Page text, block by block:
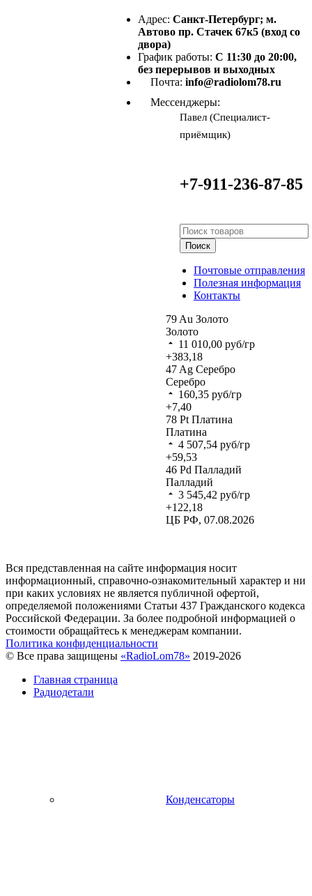
Адрес: Санкт-Петербург; м.
Автово пр. Стачек 67к5 (вход со
двора)
График работы: С 11:30 до 20:00,
без перерывов и выходных
Почта: info@radiolom78.ru
Мессенджеры:
Павел (Специалист-
приёмщик)
+7-911-236-87-85
Поиск
Почтовые отправления
Полезная информация
Контакты
79 Au Золото
Золото
11 010,00 руб/гр
+383,18
47 Ag Серебро
Серебро
160,35 руб/гр
+7,40
78 Pt Платина
Платина
4 507,54 руб/гр
+59,53
46 Pd Палладий
Палладий
3 545,42 руб/гр
+122,18
ЦБ РФ, 07.08.2026
Вся представленная на сайте информация носит
информационный, справочно-ознакомительный характер и ни
при каких условиях не является публичной офертой,
определяемой положениями Статьи 437 Гражданского кодекса
Российской Федерации. За более подробной информацией о
стоимости обращайтесь к менеджерам компании.
Политика конфиденциальности
© Все права защищены «RadioLom78» 2019-2026
Главная страница
Радиодетали
Конденсаторы